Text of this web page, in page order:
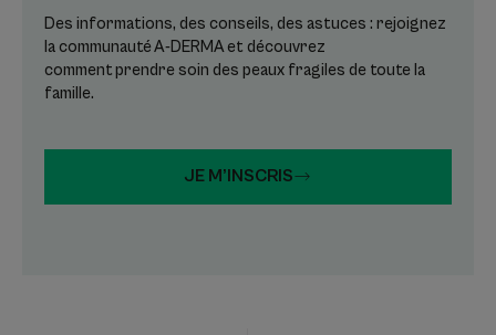
Des informations, des conseils, des astuces : rejoignez
la communauté A-DERMA et découvrez
comment prendre soin des peaux fragiles de toute la
famille.
JE M’INSCRIS